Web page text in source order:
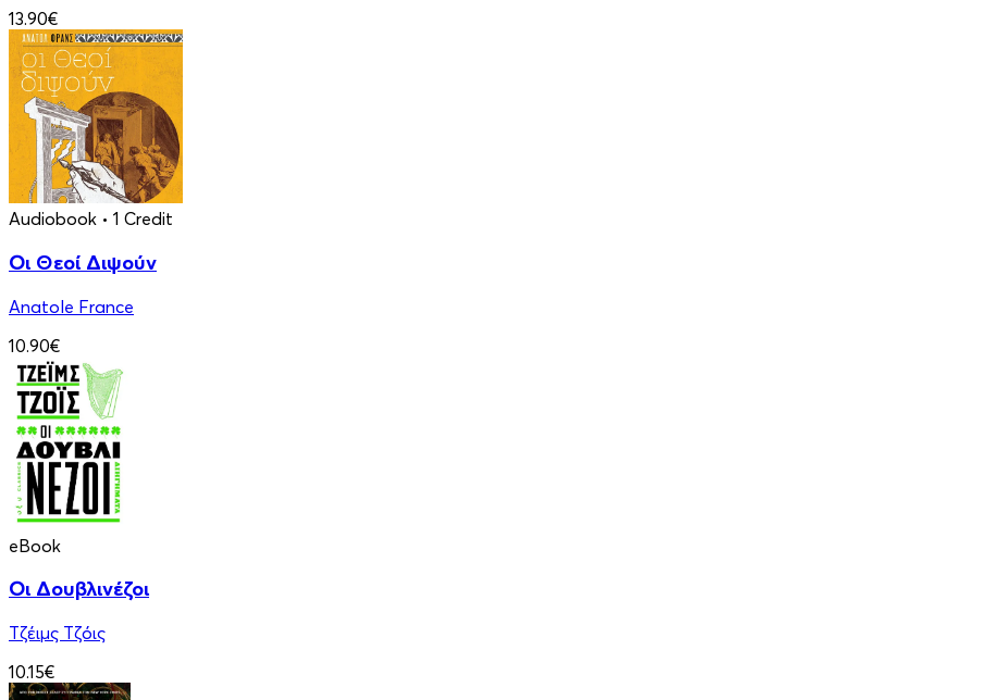
13.90€
Audiobook • 1 Credit
Οι Θεοί Διψούν
Anatole France
10.90€
eBook
Οι Δουβλινέζοι
Τζέιμς Τζόις
10.15€